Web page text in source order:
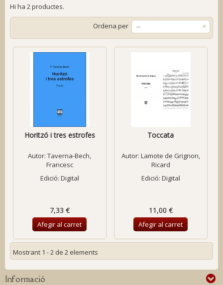
Hi ha 2 productes.
Ordena per --
Horitzó i tres estrofes
Autor:Taverna-Bech,
Francesc
Edició: Digital
7,33 €
Afegir al carret
Toccata
Autor: Lamote de Grignon,
Ricard
Edició: Digital
11,00 €
Afegir al carret
Mostrant 1 - 2 de 2 elements
Informació